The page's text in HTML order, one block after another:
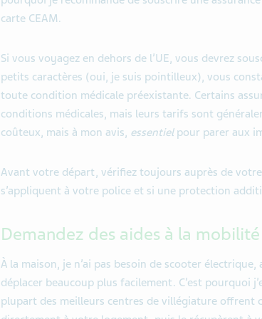
carte CEAM.
Si vous voyagez en dehors de l’UE, vous devrez
petits caractères (oui, je suis pointilleux), vous
toute condition médicale préexistante. Certains
conditions médicales, mais leurs tarifs sont
coûteux, mais à mon avis, essentiel pour parer aux
Avant votre départ, vérifiez toujours auprès de
s’appliquent à votre police et si une protection
Demandez des aides à la mobilité
À la maison, je n’ai pas besoin de scooter électrique,
déplacer beaucoup plus facilement. C’est pourquoi
plupart des meilleurs centres de villégiature offrent